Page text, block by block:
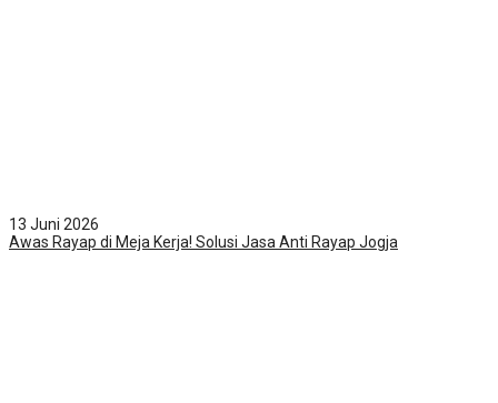
13 Juni 2026
Awas Rayap di Meja Kerja! Solusi Jasa Anti Rayap Jogja